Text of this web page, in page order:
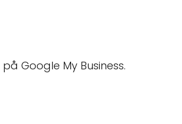
på Google My Business.